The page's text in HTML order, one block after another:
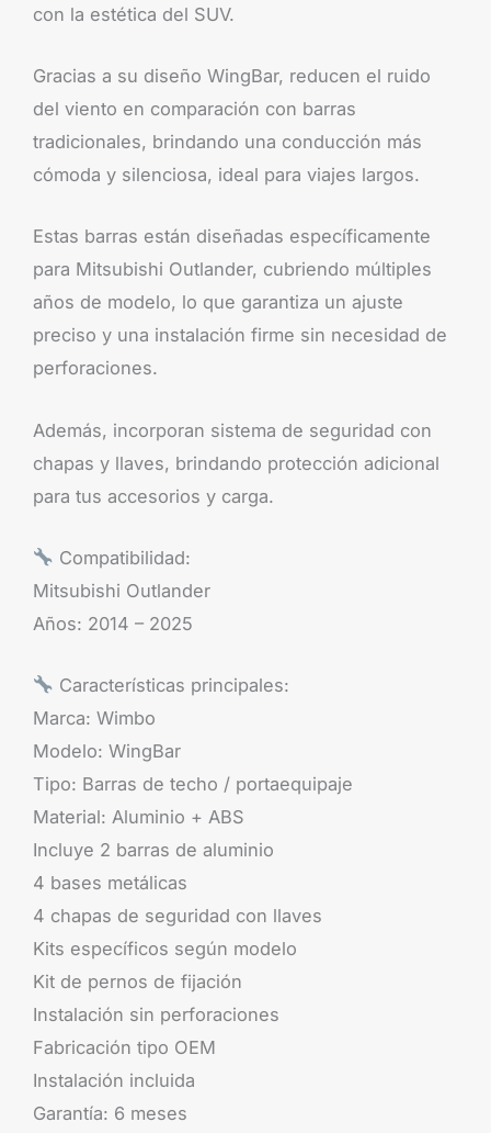
con la estética del SUV.
Gracias a su diseño WingBar, reducen el ruido
del viento en comparación con barras
tradicionales, brindando una conducción más
cómoda y silenciosa, ideal para viajes largos.
Estas barras están diseñadas específicamente
para Mitsubishi Outlander, cubriendo múltiples
años de modelo, lo que garantiza un ajuste
preciso y una instalación firme sin necesidad de
perforaciones.
Además, incorporan sistema de seguridad con
chapas y llaves, brindando protección adicional
para tus accesorios y carga.
Compatibilidad:
Mitsubishi Outlander
Años: 2014 – 2025
Características principales:
Marca: Wimbo
Modelo: WingBar
Tipo: Barras de techo / portaequipaje
Material: Aluminio + ABS
Incluye 2 barras de aluminio
4 bases metálicas
4 chapas de seguridad con llaves
Kits específicos según modelo
Kit de pernos de fijación
Instalación sin perforaciones
Fabricación tipo OEM
Instalación incluida
Garantía: 6 meses